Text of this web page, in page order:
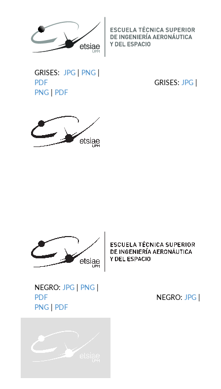
GRISES: JPG PNG
PDF GRISES: JPG
PNG
PDF
NEGRO: JPG PNG
PDF NEGRO: JPG
PNG
PDF